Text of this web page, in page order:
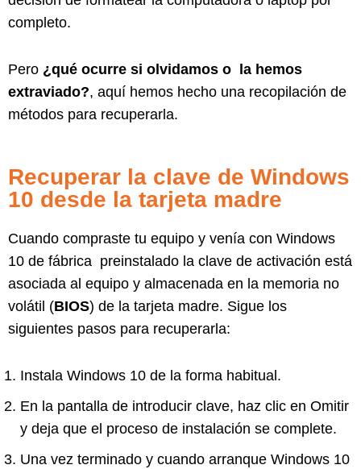
completo.
Pero ¿qué ocurre si olvidamos o la hemos
extraviado?, aquí hemos hecho una recopilación de
métodos para recuperarla.
Recuperar la clave de Windows
10 desde la tarjeta madre
Cuando compraste tu equipo y venía con Windows
10 de fábrica preinstalado la clave de activación está
asociada al equipo y almacenada en la memoria no
volátil (BIOS) de la tarjeta madre. Sigue los
siguientes pasos para recuperarla:
Instala Windows 10 de la forma habitual.
En la pantalla de introducir clave, haz clic en Omitir
y deja que el proceso de instalación se complete.
Una vez terminado y cuando arranque Windows 10